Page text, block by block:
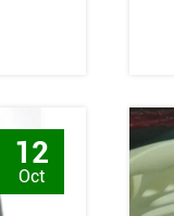
12
Oct